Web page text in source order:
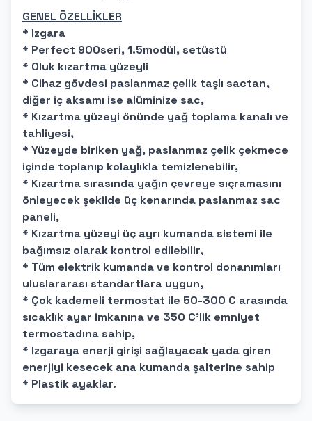
GENEL ÖZELLİKLER
* Izgara
* Perfect 900seri, 1.5modül, setüstü
* Oluk kızartma yüzeyli
* Cihaz gövdesi paslanmaz çelik taşlı sactan,
diğer iç aksamı ise alüminize sac,
* Kızartma yüzeyi önünde yağ toplama kanalı ve
tahliyesi,
* Yüzeyde biriken yağ, paslanmaz çelik çekmece
içinde toplanıp kolaylıkla temizlenebilir,
* Kızartma sırasında yağın çevreye sıçramasını
önleyecek şekilde üç kenarında paslanmaz sac
paneli,
* Kızartma yüzeyi üç ayrı kumanda sistemi ile
bağımsız olarak kontrol edilebilir,
* Tüm elektrik kumanda ve kontrol donanımları
uluslararası standartlara uygun,
* Çok kademeli termostat ile 50-300 C arasında
sıcaklık ayar imkanına ve 350 C'lik emniyet
termostadına sahip,
* Izgaraya enerji girişi sağlayacak yada giren
enerjiyi kesecek ana kumanda şalterine sahip
* Plastik ayaklar.